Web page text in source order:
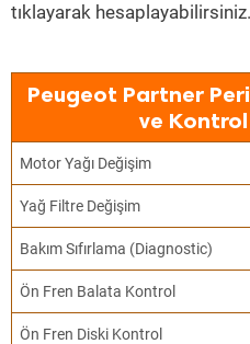
tıklayarak hesaplayabilirsiniz.
Peugeot Partner
ve
Motor Yağı Değişim
Yağ Filtre Değişim
Bakım Sıfırlama (Diagnostic)
Ön Fren Balata Kontrol
Ön Fren Diski Kontrol